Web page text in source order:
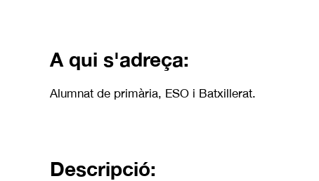
A qui s'adreça:
Alumnat de primària, ESO i Batxillerat.
Descripció: